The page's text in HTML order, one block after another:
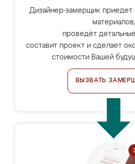
Дизайнер-замерщик приедет
материалов,
проведёт
составит проект и сделает
стоимости Вашей
ВЫЗВАТЬ